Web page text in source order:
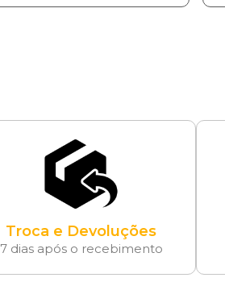
Troca e Devoluções
7 dias após o recebimento